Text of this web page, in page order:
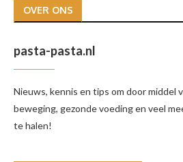
OVER ONS
pasta-pasta.nl
Nieuws, kennis en tips om door middel
beweging, gezonde voeding en veel
te halen!